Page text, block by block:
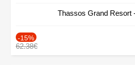
Thassos Grand Resort
-15%
62.38€